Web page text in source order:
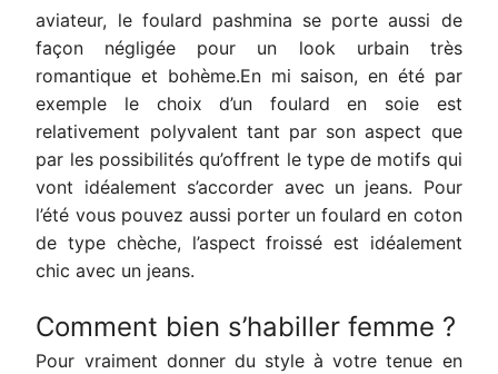
aviateur, le foulard pashmina se porte aussi de
façon négligée pour un look urbain très
romantique et bohème.En mi saison, en été par
exemple le choix d’un foulard en soie est
relativement polyvalent tant par son aspect que
par les possibilités qu’offrent le type de motifs qui
vont idéalement s’accorder avec un jeans. Pour
l’été vous pouvez aussi porter un foulard en coton
de type chèche, l’aspect froissé est idéalement
chic avec un jeans.
Comment bien s’habiller femme ?
Pour vraiment donner du style à votre tenue en